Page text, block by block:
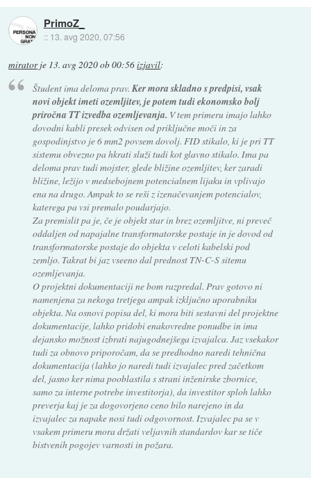
PrimoZ_
:: 13. avg 2020, 07:56
miratorje 13. avg 2020 ob 00:56izjavil:
Študent ima deloma prav. Ker mora skladno s predpisi, vsak
novi objekt imeti ozemljitev, je potem tudi ekonomsko bolj
priročna TT izvedba ozemljevanja. V tem primeru imajo lahko
dovodni kabli presek odvisen od priključne moči in za
gospodinjstvo je 6 mm2 povsem dovolj. FID stikalo, ki je pri TT
sistemu obvezno pa hkrati služi tudi kot glavno stikalo. Ima pa
deloma prav tudi mojster, glede bližine ozemljitev, ker zaradi
bližine, ležijo v medsebojnem potencialnem lijaku in vplivajo
ena na drugo. Ampak to se reši z izenačevanjem potencialov,
katerega pa vsi premalo poudarjajo.
Za premislit pa je, če je objekt star in brez ozemljitve, ni preveč
oddaljen od napajalne transformatorske postaje in je dovod od
transformatorske postaje do objekta v celoti kabelski pod
zemljo. Takrat bi jaz vseeno dal prednost TN-C-S sitemu
ozemljevanja.
O projektni dokumentaciji ne bom razpredal. Prav gotovo ni
namenjena za nekoga tretjega ampak izključno uporabniku
objekta. Na osnovi popisa del, ki mora biti sestavni del projektne
dokumentacije, lahko pridobi enakovredne ponudbe in ima
dejansko možnost izbrati najugodnejšega izvajalca. Jaz vsekakor
tudi za obnovo priporočam, da se predhodno naredi tehnična
dokumentacija (lahko jo naredi tudi izvajalec pred začetkom
del, jasno ker nima pooblastila s strani inženirske zbornice,
samo za interne potrebe investitorja), da investitor sploh lahko
preverja kaj je za dogovorjeno ceno bilo narejeno in da
izvajalec za napake nosi tudi odgovornost. Izvajalec pa se v
vsakem primeru mora držati veljavnih standardov kar se tiče
bistvenih pogojev varnosti in požara.